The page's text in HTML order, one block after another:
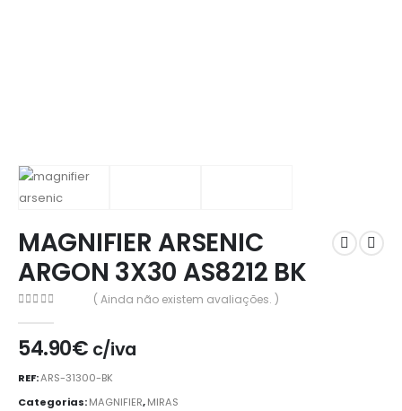
MAGNIFIER ARSENIC
ARGON 3X30 AS8212 BK
( Ainda não existem avaliações. )
54.90€ c/iva
REF:ARS-31300-BK
Categorias:MAGNIFIER,MIRAS